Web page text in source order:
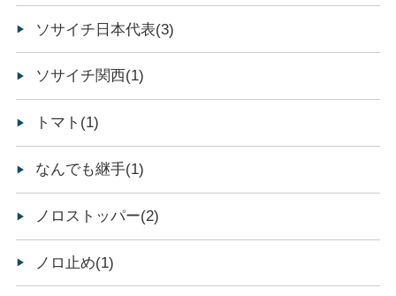
ソサイチ日本代表(3)
ソサイチ関西(1)
トマト(1)
なんでも継手(1)
ノロストッパー(2)
ノロ止め(1)